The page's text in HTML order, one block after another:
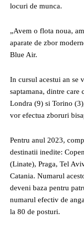
locuri de munca.
„Avem o flota noua,
aparate de zbor
Blue Air.
In cursul acestui an se
saptamana, dintre
Londra (9) si Torino
vor efectua zboruri
Pentru anul 2023,
destinatii inedite:
(Linate), Praga, Tel
Catania. Numarul
deveni baza pentru
numarul efectiv de
la 80 de posturi.